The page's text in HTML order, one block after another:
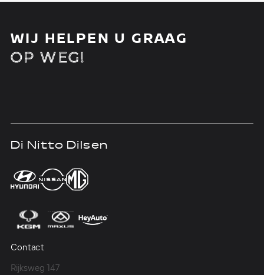
WIJ HELPEN U GRAAG
OP WEG!
Di Nitto Dilsen
Contact
Rijksweg 147